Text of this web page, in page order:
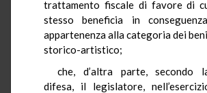
trattamento fiscale di favore di
stesso beneficia in
appartenenza alla categoria dei
storico-artistico;
che, d’altra parte, secondo
difesa, il legislatore,